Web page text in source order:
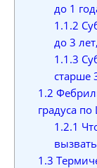
до 1
1.1.2
до 3
1.1.3
старше
1.2
градуса
1.2.1
1.3